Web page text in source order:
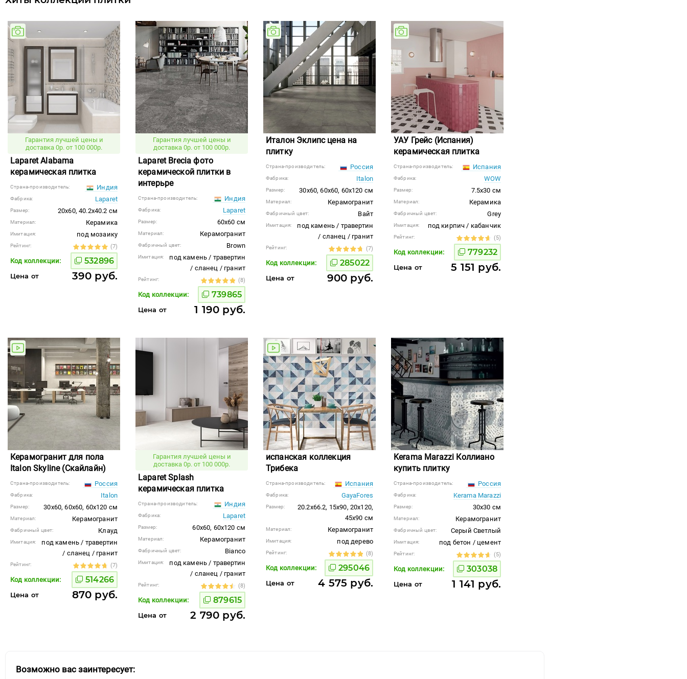
Гарантия лучшей цены и
доставка 0р. от 100 000р.
Laparet Alabama
керамическая плитка
Страна-производитель: Индия
Фабрика: Laparet
Размер: 20x60, 40.2x40.2 см
Материал: Керамика
Имитация: под мозаику
Рейтинг: (7)
Код коллекции: 532896
Цена от 390 руб.
Гарантия лучшей цены и
доставка 0р. от 100 000р.
Laparet Brecia фото
керамической плитки в
интерьре
Страна-производитель: Индия
Фабрика: Laparet
Размер: 60x60 см
Материал: Керамогранит
Фабричный цвет: Brown
Имитация:
под камень / травертин
/ сланец / гранит
Рейтинг: (8)
Код коллекции: 739865
Цена от 1 190 руб.
Италон Эклипс цена на
плитку
Страна-производитель: Россия
Фабрика: Italon
Размер: 30x60, 60x60, 60x120 см
Материал: Керамогранит
Фабричный цвет: Вайт
Имитация:
под камень / травертин
/ сланец / гранит
Рейтинг: (7)
Код коллекции: 285022
Цена от 900 руб.
УАУ Грейс (Испания)
керамическая плитка
Страна-производитель: Испания
Фабрика: WOW
Размер: 7.5x30 см
Материал: Керамика
Фабричный цвет: Grey
Имитация: под кирпич / кабанчик
Рейтинг: (5)
Код коллекции: 779232
Цена от 5 151 руб.
Керамогранит для пола
Italon Skyline (Скайлайн)
Страна-производитель: Россия
Фабрика: Italon
Размер: 30x60, 60x60, 60x120 см
Материал: Керамогранит
Фабричный цвет: Клауд
Имитация:
под камень / травертин
/ сланец / гранит
Рейтинг: (7)
Код коллекции: 514266
Цена от 870 руб.
Гарантия лучшей цены и
доставка 0р. от 100 000р.
Laparet Splash
керамическая плитка
Страна-производитель: Индия
Фабрика: Laparet
Размер: 60x60, 60x120 см
Материал: Керамогранит
Фабричный цвет: Bianco
Имитация:
под камень / травертин
/ сланец / гранит
Рейтинг: (8)
Код коллекции: 879615
Цена от 2 790 руб.
испанская коллекция
Трибека
Страна-производитель: Испания
Фабрика: GayaFores
Размер:
20.2x66.2, 15x90, 20x120,
45x90 см
Материал: Керамогранит
Имитация: под дерево
Рейтинг: (8)
Код коллекции: 295046
Цена от 4 575 руб.
Kerama Marazzi Коллиано
купить плитку
Страна-производитель: Россия
Фабрика: Kerama Marazzi
Размер: 30x30 см
Материал: Керамогранит
Фабричный цвет: Серый Светлый
Имитация: под бетон / цемент
Рейтинг: (5)
Код коллекции: 303038
Цена от 1 141 руб.
Возможно вас заинтересует: